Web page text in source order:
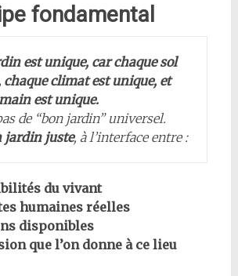
fondamental
est unique, car chaque sol
chaque climat est unique, et
est unique.
de “bon jardin” universel.
jardin juste, à l’interface entre :
du vivant
humaines réelles
disponibles
que l’on donne à ce lieu